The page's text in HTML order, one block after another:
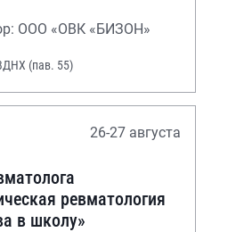
ООО «ОВК «БИЗОН»
(пав. 55)
26-27 августа
ревматология
в школу»